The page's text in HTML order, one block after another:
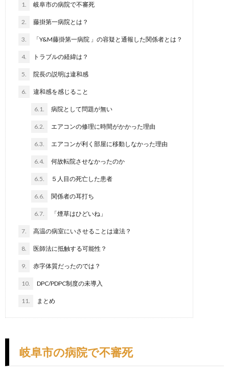
1. 岐阜市の病院で不審死
2. 藤掛第一病院とは？
3. 「Y&M藤掛第一病院 」の容疑と通報した関係者とは？
4. トラブルの経緯は？
5. 院長の説明は違和感
6. 違和感を感じること
6.1. 病院として問題が無い
6.2. エアコンの修理に時間がかかった理由
6.3. エアコンが利く部屋に移動しなかった理由
6.4. 何故転院させなかったのか
6.5. ５人目の死亡した患者
6.6. 関係者の耳打ち
6.7. 「煙草はひどいね」
7. 高温の病室にいさせることは違法？
8. 医師法に抵触する可能性？
9. 赤字体質だったのでは？
10. DPC/PDPC制度の未導入
11. まとめ
岐阜市の病院で不審死